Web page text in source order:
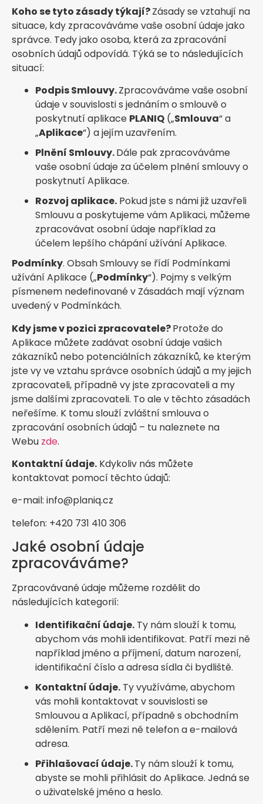
Koho se tyto zásady týkají?Zásady se vztahují na
situace, kdy zpracováváme vaše osobní údaje jako
správce. Tedy jako osoba, která za zpracování
osobních údajů odpovídá. Týká se to následujících
situací:
Podpis Smlouvy.Zpracováváme vaše osobní
údaje v souvislosti s jednáním o smlouvě o
poskytnutí aplikace PLANIQ („Smlouva“ a
„Aplikace“) a jejím uzavřením.
Plnění Smlouvy.Dále pak zpracováváme
vaše osobní údaje za účelem plnění smlouvy o
poskytnutí Aplikace.
Rozvoj aplikace. Pokud jste s námi již uzavřeli
Smlouvu a poskytujeme vám Aplikaci, můžeme
zpracovávat osobní údaje například za
účelem lepšího chápání užívání Aplikace.
Podmínky. Obsah Smlouvy se řídí Podmínkami
užívání Aplikace („Podmínky“). Pojmy s velkým
písmenem nedefinované v Zásadách mají význam
uvedený v Podmínkách.
Kdy jsme v pozici zpracovatele?Protože do
Aplikace můžete zadávat osobní údaje vašich
zákazníků nebo potenciálních zákazníků, ke kterým
jste vy ve vztahu správce osobních údajů a my jejich
zpracovateli, případně vy jste zpracovateli a my
jsme dalšími zpracovateli. To ale v těchto zásadách
neřešíme. K tomu slouží zvláštní smlouva o
zpracování osobních údajů – tu naleznete na
Webu zde.
Kontaktní údaje. Kdykoliv nás můžete
kontaktovat pomocí těchto údajů:
e-mail: info@planiq.cz
telefon: +420 731 410 306
Jaké osobní údaje
zpracováváme?
Zpracovávané údaje můžeme rozdělit do
následujících kategorií:
Identifikační údaje. Ty nám slouží k tomu,
abychom vás mohli identifikovat. Patří mezi ně
například jméno a příjmení, datum narození,
identifikační číslo a adresa sídla či bydliště.
Kontaktní údaje. Ty využíváme, abychom
vás mohli kontaktovat v souvislosti se
Smlouvou a Aplikací, případně s obchodním
sdělením. Patří mezi ně telefon a e-mailová
adresa.
Přihlašovací údaje.Ty nám slouží k tomu,
abyste se mohli přihlásit do Aplikace. Jedná se
o uživatelské jméno a heslo.